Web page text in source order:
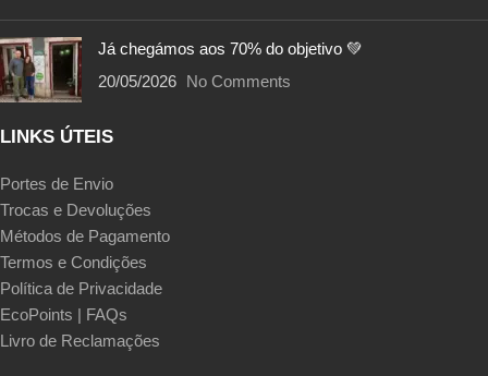
Já chegámos aos 70% do objetivo 💚
20/05/2026 No Comments
LINKS ÚTEIS
Portes de Envio
Trocas e Devoluções
Métodos de Pagamento
Termos e Condições
Política de Privacidade
EcoPoints | FAQs
Livro de Reclamações